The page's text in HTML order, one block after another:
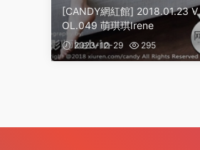
[CANDY網紅館] 2018.01.23 V
OL.049 萌琪琪Irene
2023-12-29 295